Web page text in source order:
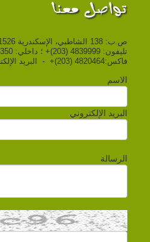
تواصل معنا
ص.ب: 138 الشاطبي، الإسكندرية 21526، جمهورية مصر العربية
تليفون: 4839999 (203)+ ؛ داخلي: 2350-2351
فاكس:4820464 (203)+ - البريد الإلكتروني:
الاسم
البريد الإلكتروني
الرسالة